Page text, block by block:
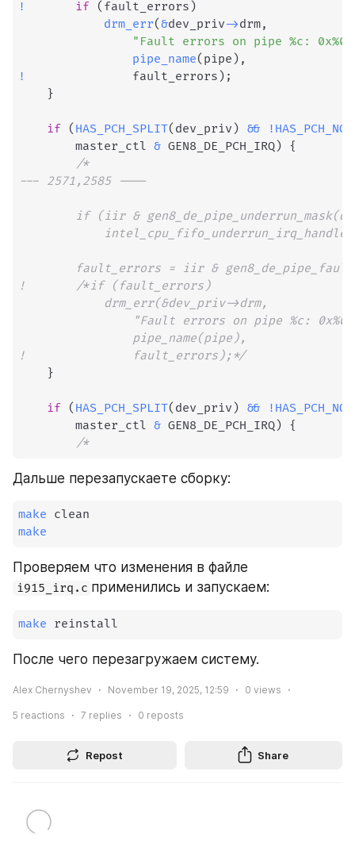
!
if ( fault_errors )
drm_err(&dev_priv->drm,
"Fault errors on pipe %c:
pipe_name( pipe ) ,
!
fault_errors ) ;
}
if ( HAS_PCH_SPLIT( dev_priv ) && ! HAS_PCH_NOP
  	    master_ctl
& GEN8_DE_PCH_IRQ) {
/*
--- 2571,2585 ----
! 		/*if (fault_errors)
! 				fault_errors);*/
}
if ( HAS_PCH_SPLIT( dev_priv ) && ! HAS_PCH_NOP
  	    master_ctl
& GEN8_DE_PCH_IRQ) {
Дальше перезапускаете сборку:
make
make
i915_irq.c применились и запускаем:
make reinstall
После чего перезагружаем систему.
Alex Chernyshev November 19, 2025, 12:59 0 views
5 reactions 7 replies 0 reposts
Repost Share